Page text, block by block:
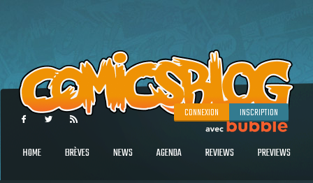
CONNEXION INSCRIPTION
HOME BRÈVES NEWS AGENDA REVIEWS PREVIEWS